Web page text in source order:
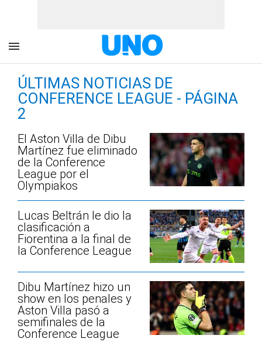
ÚLTIMAS NOTICIAS DE
CONFERENCE LEAGUE - PÁGINA
2
El Aston Villa de Dibu
Martínez fue eliminado
de la Conference
League por el
Olympiakos
Lucas Beltrán le dio la
clasificación a
Fiorentina a la final de
la Conference League
Dibu Martínez hizo un
show en los penales y
Aston Villa pasó a
semifinales de la
Conference League